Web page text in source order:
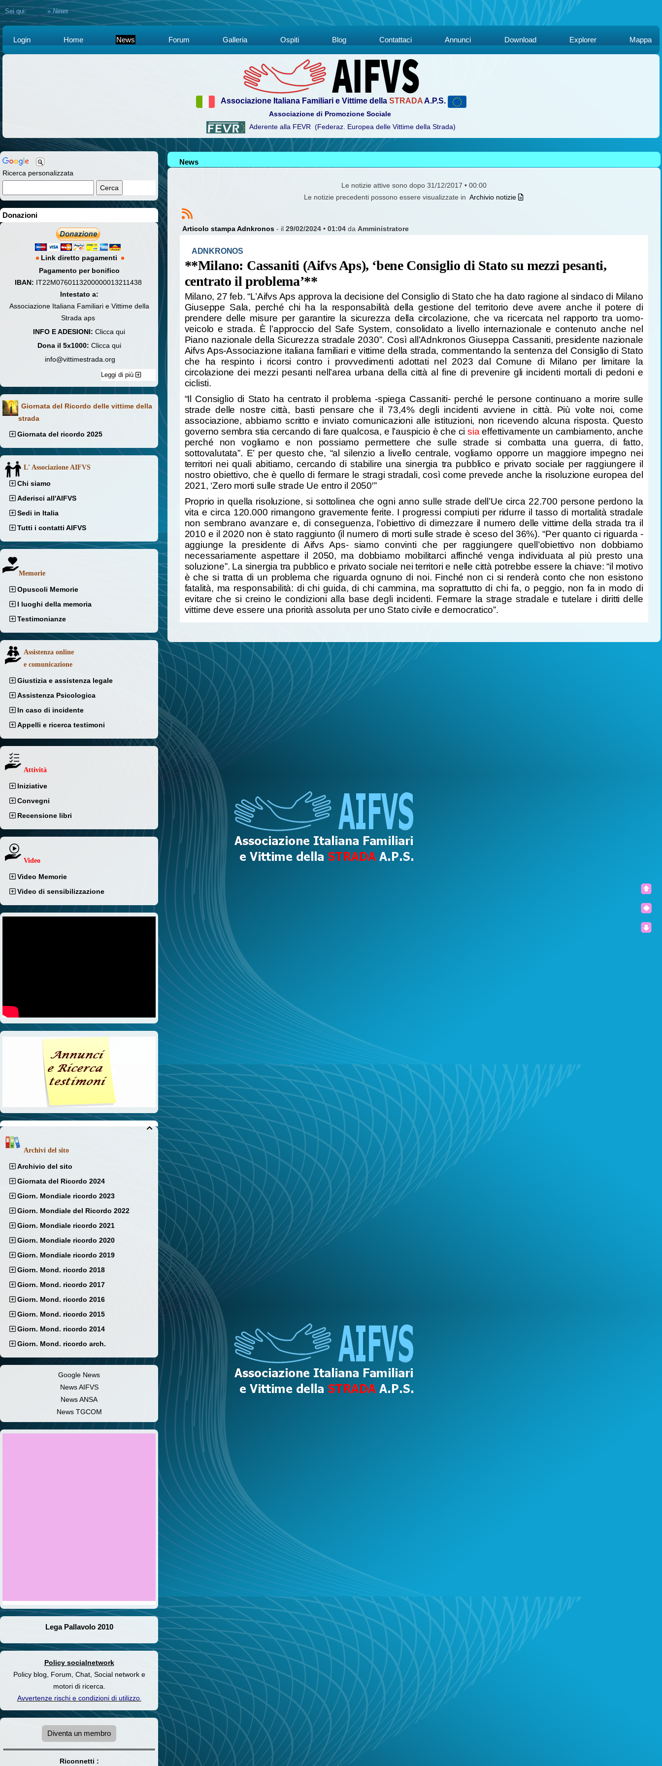
Sei qui:Home »News
Login Home News Forum Galleria Ospiti Blog Contattaci Annunci Download Explorer Mappa
Associazione Italiana Familiari e Vittime della STRADAA.P.S.
Associazione di Promozione Sociale
Aderente alla FEVR (Federaz. Europea delle Vittime della Strada)
Ricerca personalizzata
Donazioni
Link diretto pagamenti
Pagamento per bonifico
IBAN: IT22M0760113200000013211438
Intestato a:
Associazione Italiana Familiari e Vittime della
Strada aps
INFO E ADESIONI: Clicca qui
Dona il 5x1000: Clicca qui
info@vittimestrada.org
Leggi di più
Giornata del Ricordo delle vittime della
strada
Giornata del ricordo 2025
L' Associazione AIFVS
Chi siamo
Aderisci all'AIFVS
Sedi in Italia
Tutti i contatti AIFVS
Memorie
Opuscoli Memorie
I luoghi della memoria
Testimonianze
Assistenza online
e comunicazione
Giustizia e assistenza legale
Assistenza Psicologica
In caso di incidente
Appelli e ricerca testimoni
Attività
Iniziative
Convegni
Recensione libri
Video
Video Memorie
Video di sensibilizzazione

Archivi del sito
Archivio del sito
Giornata del Ricordo 2024
Giorn. Mondiale ricordo 2023
Giorn. Mondiale del Ricordo 2022
Giorn. Mondiale ricordo 2021
Giorn. Mondiale ricordo 2020
Giorn. Mondiale ricordo 2019
Giorn. Mond. ricordo 2018
Giorn. Mond. ricordo 2017
Giorn. Mond. ricordo 2016
Giorn. Mond. ricordo 2015
Giorn. Mond. ricordo 2014
Giorn. Mond. ricordo arch.
Google News
News AIFVS
News ANSA
News TGCOM
Lega Pallavolo 2010
Policy socialnetwork
Policy blog, Forum, Chat, Social network e
motori di ricerca.
Avvertenze rischi e condizioni di utilizzo.
Diventa un membro
Riconnetti :
News
Le notizie attive sono dopo 31/12/2017 • 00:00
Le notizie precedenti possono essere visualizzate in Archivio notizie
Articolo stampa Adnkronos - il 29/02/2024 • 01:04da Amministratore
ADNKRONOS
**Milano: Cassaniti (Aifvs Aps), ‘bene Consiglio di Stato su mezzi pesanti,
centrato il problema’**
Milano, 27 feb. “L’Aifvs Aps approva la decisione del Consiglio di Stato che ha dato ragione al sindaco di Milano
Giuseppe Sala, perché chi ha la responsabilità della gestione del territorio deve avere anche il potere di
prendere delle misure per garantire la sicurezza della circolazione, che va ricercata nel rapporto tra uomo-
veicolo e strada. È l’approccio del Safe System, consolidato a livello internazionale e contenuto anche nel
Piano nazionale della Sicurezza stradale 2030”. Così all’Adnkronos Giuseppa Cassaniti, presidente nazionale
Aifvs Aps-Associazione italiana familiari e vittime della strada, commentando la sentenza del Consiglio di Stato
che ha respinto i ricorsi contro i provvedimenti adottati nel 2023 dal Comune di Milano per limitare la
circolazione dei mezzi pesanti nell’area urbana della città al fine di prevenire gli incidenti mortali di pedoni e
ciclisti.
“Il Consiglio di Stato ha centrato il problema -spiega Cassaniti- perché le persone continuano a morire sulle
strade delle nostre città, basti pensare che il 73,4% degli incidenti avviene in città. Più volte noi, come
associazione, abbiamo scritto e inviato comunicazioni alle istituzioni, non ricevendo alcuna risposta. Questo
governo sembra stia cercando di fare qualcosa, e l’auspicio è che cisia effettivamente un cambiamento, anche
perché non vogliamo e non possiamo permettere che sulle strade si combatta una guerra, di fatto,
sottovalutata”. E’ per questo che, “al silenzio a livello centrale, vogliamo opporre un maggiore impegno nei
territori nei quali abitiamo, cercando di stabilire una sinergia tra pubblico e privato sociale per raggiungere il
nostro obiettivo, che è quello di fermare le stragi stradali, così come prevede anche la risoluzione europea del
2021, ‘Zero morti sulle strade Ue entro il 2050′”
Proprio in quella risoluzione, si sottolinea che ogni anno sulle strade dell’Ue circa 22.700 persone perdono la
vita e circa 120.000 rimangono gravemente ferite. I progressi compiuti per ridurre il tasso di mortalità stradale
non sembrano avanzare e, di conseguenza, l’obiettivo di dimezzare il numero delle vittime della strada tra il
2010 e il 2020 non è stato raggiunto (il numero di morti sulle strade è sceso del 36%). “Per quanto ci riguarda -
aggiunge la presidente di Aifvs Aps- siamo convinti che per raggiungere quell’obiettivo non dobbiamo
necessariamente aspettare il 2050, ma dobbiamo mobilitarci affinché venga individuata al più presto una
soluzione”. La sinergia tra pubblico e privato sociale nei territori e nelle città potrebbe essere la chiave: “il motivo
è che si tratta di un problema che riguarda ognuno di noi. Finché non ci si renderà conto che non esistono
fatalità, ma responsabilità: di chi guida, di chi cammina, ma soprattutto di chi fa, o peggio, non fa in modo di
evitare che si creino le condizioni alla base degli incidenti. Fermare la strage stradale e tutelare i diritti delle
vittime deve essere una priorità assoluta per uno Stato civile e democratico”.